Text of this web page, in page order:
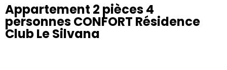
Appartement 2 pièces 4
personnes CONFORT Résidence
Club Le Silvana